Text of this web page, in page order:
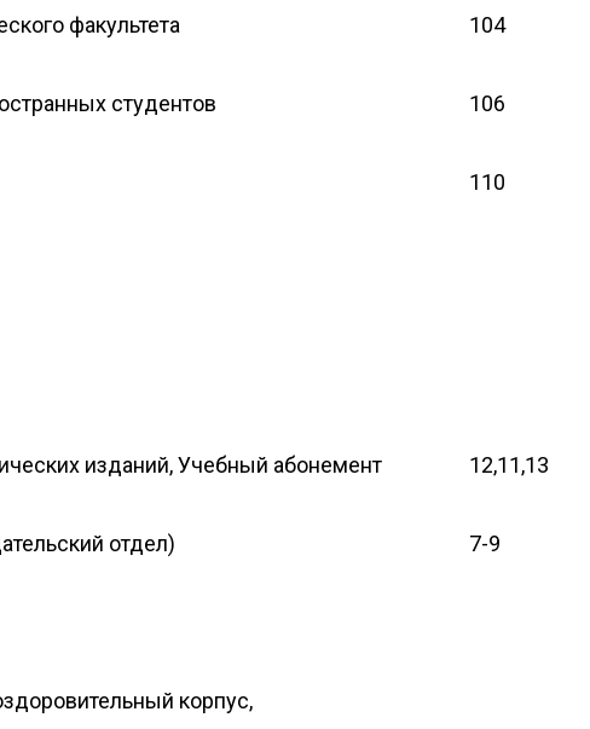
факультета 104
студентов 106
110
изданий, Учебный абонемент
12,11,13
отдел) 7-9
корпус,